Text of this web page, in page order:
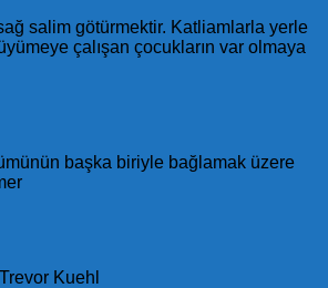
salim götürmektir. Katliamlarla yerle
çalışan çocukların var olmaya
başka biriyle bağlamak üzere
Kuehl